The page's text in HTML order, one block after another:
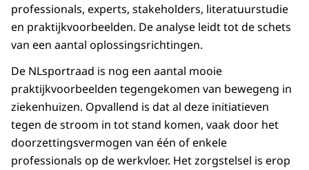
professionals, experts, stakeholders, literatuurstudie
en praktijkvoorbeelden. De analyse leidt tot de schets
van een aantal oplossingsrichtingen.
De NLsportraad is nog een aantal mooie
praktijkvoorbeelden tegengekomen van bewegeng in
ziekenhuizen. Opvallend is dat al deze initiatieven
tegen de stroom in tot stand komen, vaak door het
doorzettingsvermogen van één of enkele
professionals op de werkvloer. Het zorgstelsel is erop